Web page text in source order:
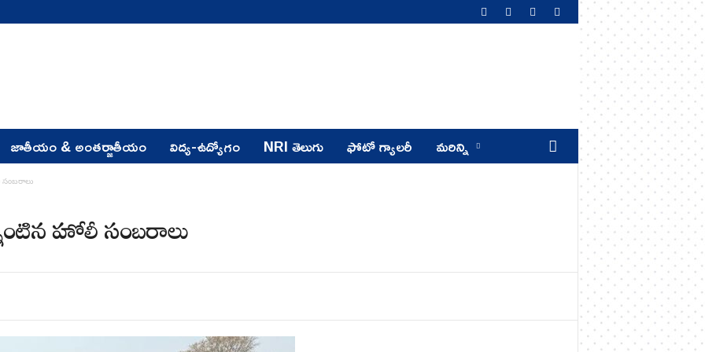
జాతీయం & అంతర్జాతీయం విద్య-ఉద్యోగం NRI తెలుగు ఫోటో గ్యాలరీ మరిన్ని
హోలీ సంబరాలు